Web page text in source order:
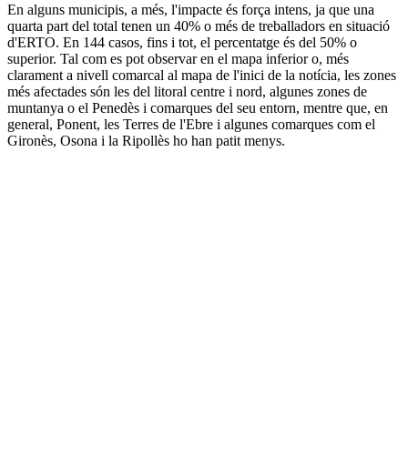
En alguns municipis, a més, l'impacte és força intens, ja que una
quarta part del total tenen un 40% o més de treballadors en situació
d'ERTO. En 144 casos, fins i tot, el percentatge és del 50% o
superior. Tal com es pot observar en el mapa inferior o, més
clarament a nivell comarcal al mapa de l'inici de la notícia, les zones
més afectades són les del litoral centre i nord, algunes zones de
muntanya o el Penedès i comarques del seu entorn, mentre que, en
general, Ponent, les Terres de l'Ebre i algunes comarques com el
Gironès, Osona i la Ripollès ho han patit menys.